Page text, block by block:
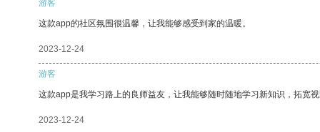
游客
这款app的社区氛围很温馨，让我能够感受到家的温暖。
2023-12-24
游客
这款app是我学习路上的良师益友，让我能够随时随地学习新知识，拓宽视
2023-12-24